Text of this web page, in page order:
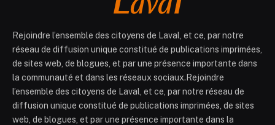
Rejoindre l’ensemble des citoyens de Laval, et ce, par notre
réseau de diffusion unique constitué de publications imprimées,
de sites web, de blogues, et par une présence importante dans
la communauté et dans les réseaux sociaux.Rejoindre
l’ensemble des citoyens de Laval, et ce, par notre réseau de
diffusion unique constitué de publications imprimées, de sites
web, de blogues, et par une présence importante dans la